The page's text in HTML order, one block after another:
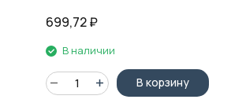
699,72 ₽
В наличии
В корзину